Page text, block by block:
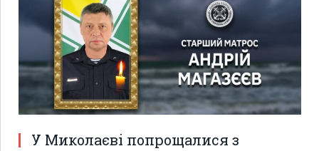
У Миколаєві попрощалися з